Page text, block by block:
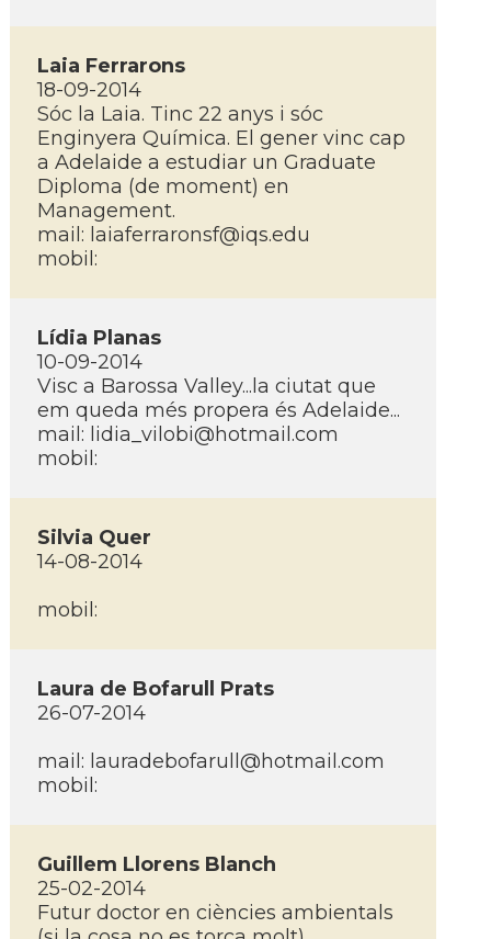
Laia Ferrarons
18-09-2014
Sóc la Laia. Tinc 22 anys i sóc
Enginyera Quí­mica. El gener vinc cap
a Adelaide a estudiar un Graduate
Diploma (de moment) en
Management.
mail: laiaferraronsf@iqs.edu
mobil:
Lí­dia Planas
10-09-2014
Visc a Barossa Valley...la ciutat que
em queda més propera és Adelaide...
mail: lidia_vilobi@hotmail.com
mobil:
Silvia Quer
14-08-2014
mobil:
Laura de Bofarull Prats
26-07-2014
mail: lauradebofarull@hotmail.com
mobil:
Guillem Llorens Blanch
25-02-2014
Futur doctor en ciències ambientals